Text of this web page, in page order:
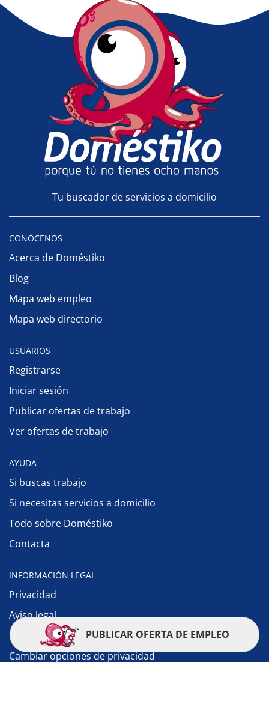
Tu buscador de servicios a domicilio
CONÓCENOS
Acerca de Doméstiko
Blog
Mapa web empleo
Mapa web directorio
USUARIOS
Registrarse
Iniciar sesión
Publicar ofertas de trabajo
Ver ofertas de trabajo
AYUDA
Si buscas trabajo
Si necesitas servicios a domicilio
Todo sobre Doméstiko
Contacta
INFORMACIÓN LEGAL
Privacidad
Aviso legal
Política de cookies
Cambiar opciones de privacidad
PUBLICAR OFERTA DE EMPLEO